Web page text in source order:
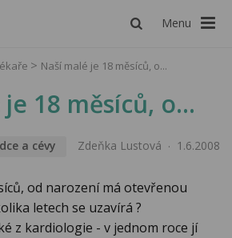
Menu
Naší malé je 18 měsíců, o...
18 měsíců, o...
a cévy Zdeňka Lustová 1.6.2008
od narození má otevřenou
letech se uzavírá ?
z kardiologie - v jednom roce jí